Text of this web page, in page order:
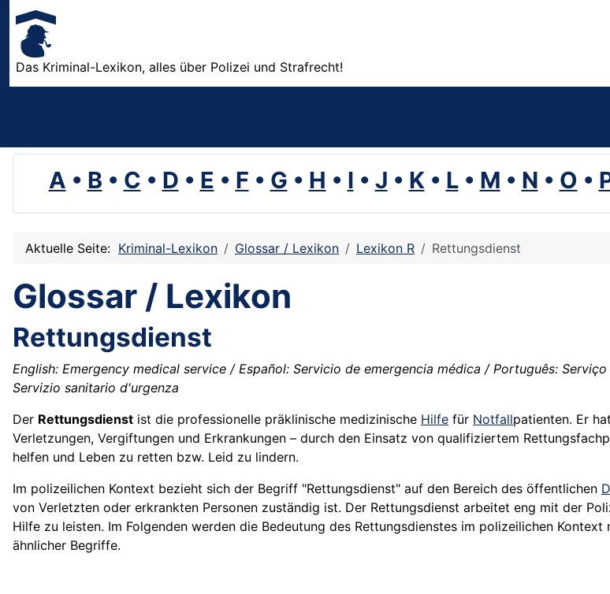
Das Kriminal-Lexikon, alles über Polizei und Strafrecht!
A • B • C • D • E • F • G • H • I • J • K• L• M • N • O •
Aktuelle Seite: Kriminal-Lexikon Glossar / Lexikon Lexikon R Rettungsdienst
Glossar / Lexikon
Rettungsdienst
English: Emergency medical service / Español: Servicio de emergencia médica / Português:
Servizio sanitario d'urgenza
Der Rettungsdienst ist die professionelle präklinische medizinische Hilfe für Notfall­patienten. Er
Verletzungen, Vergiftungen und Erkrankungen – durch den Einsatz von qualifiziertem
helfen und Leben zu retten bzw. Leid zu lindern.
Im polizeilichen Kontext bezieht sich der Begriff "Rettungsdienst" auf den Bereich des öffentlichen
von Verletzten oder erkrankten Personen zuständig ist. Der Rettungsdienst arbeitet eng mit der
Hilfe zu leisten. Im Folgenden werden die Bedeutung des Rettungsdienstes im polizeilichen
ähnlicher Begriffe.